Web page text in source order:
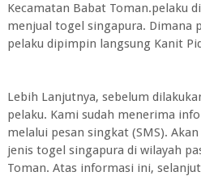
Kecamatan Babat Toman.pelaku
menjual togel singapura. Dimana
pelaku dipimpin langsung Kanit
Lebih Lanjutnya, sebelum
pelaku. Kami sudah menerima
melalui pesan singkat (SMS).
jenis togel singapura di wilayah
Toman. Atas informasi ini,